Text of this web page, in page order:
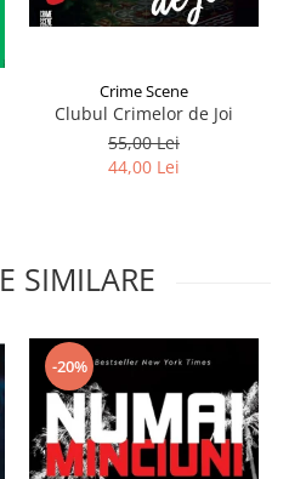
Crime Scene
Clubul Crimelor de Joi
55,00 Lei
44,00 Lei
SIMILARE
-20%